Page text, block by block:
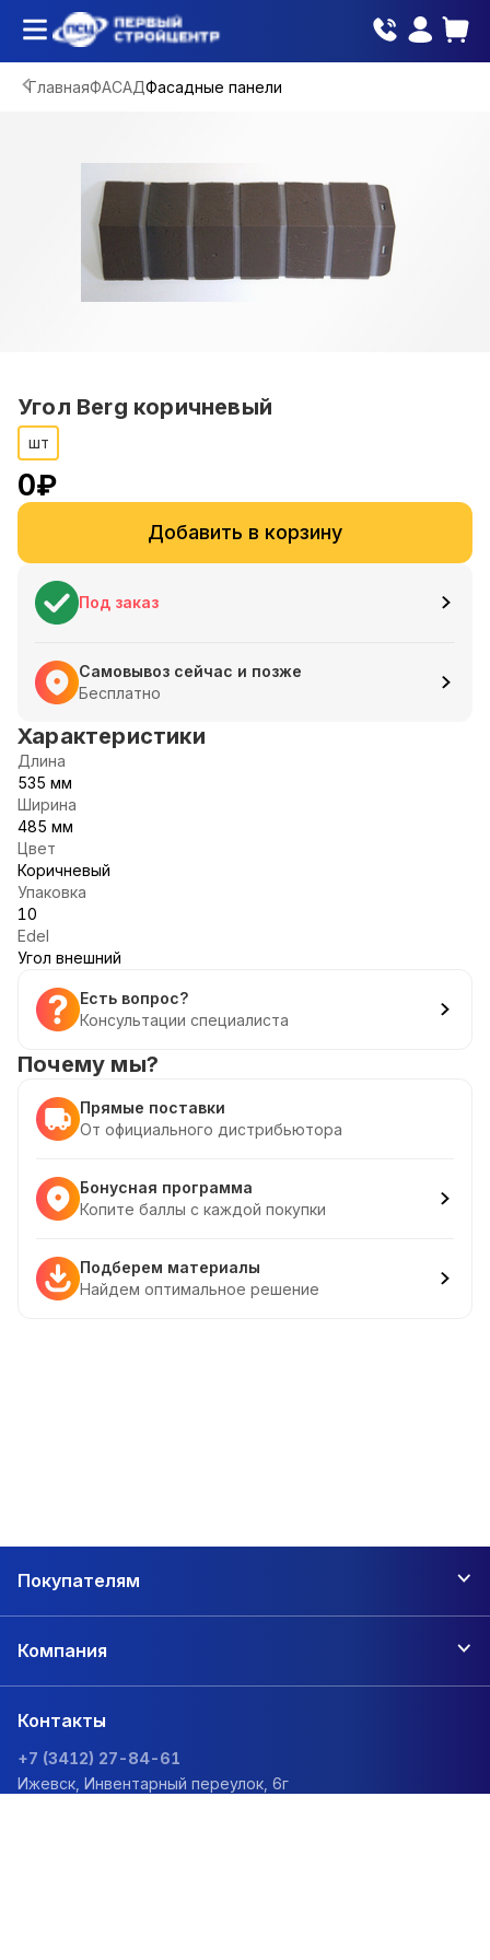
ГлавнаяФАСАДФасадные панели
Угол Berg коричневый
шт
0₽
Добавить в корзину
Под заказ
Самовывоз сейчас и позже
Бесплатно
Характеристики
Длина
535 мм
Ширина
485 мм
Цвет
Коричневый
Упаковка
10
Edel
Угол внешний
Есть вопрос?
Консультации специалиста
Почему мы?
Прямые поставки
От официального дистрибьютора
Бонусная программа
Копите баллы с каждой покупки
Подберем материалы
Найдем оптимальное решение
Покупателям
Компания
Контакты
+7 (3412) 27-84-61
Ижевск, Инвентарный переулок, 6г